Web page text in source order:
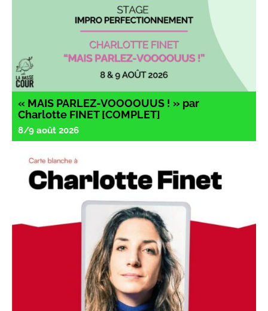
« MAIS PARLEZ-VOOOOUUS ! » par
Charlotte FINET [COMPLET]
8/9 août 2026